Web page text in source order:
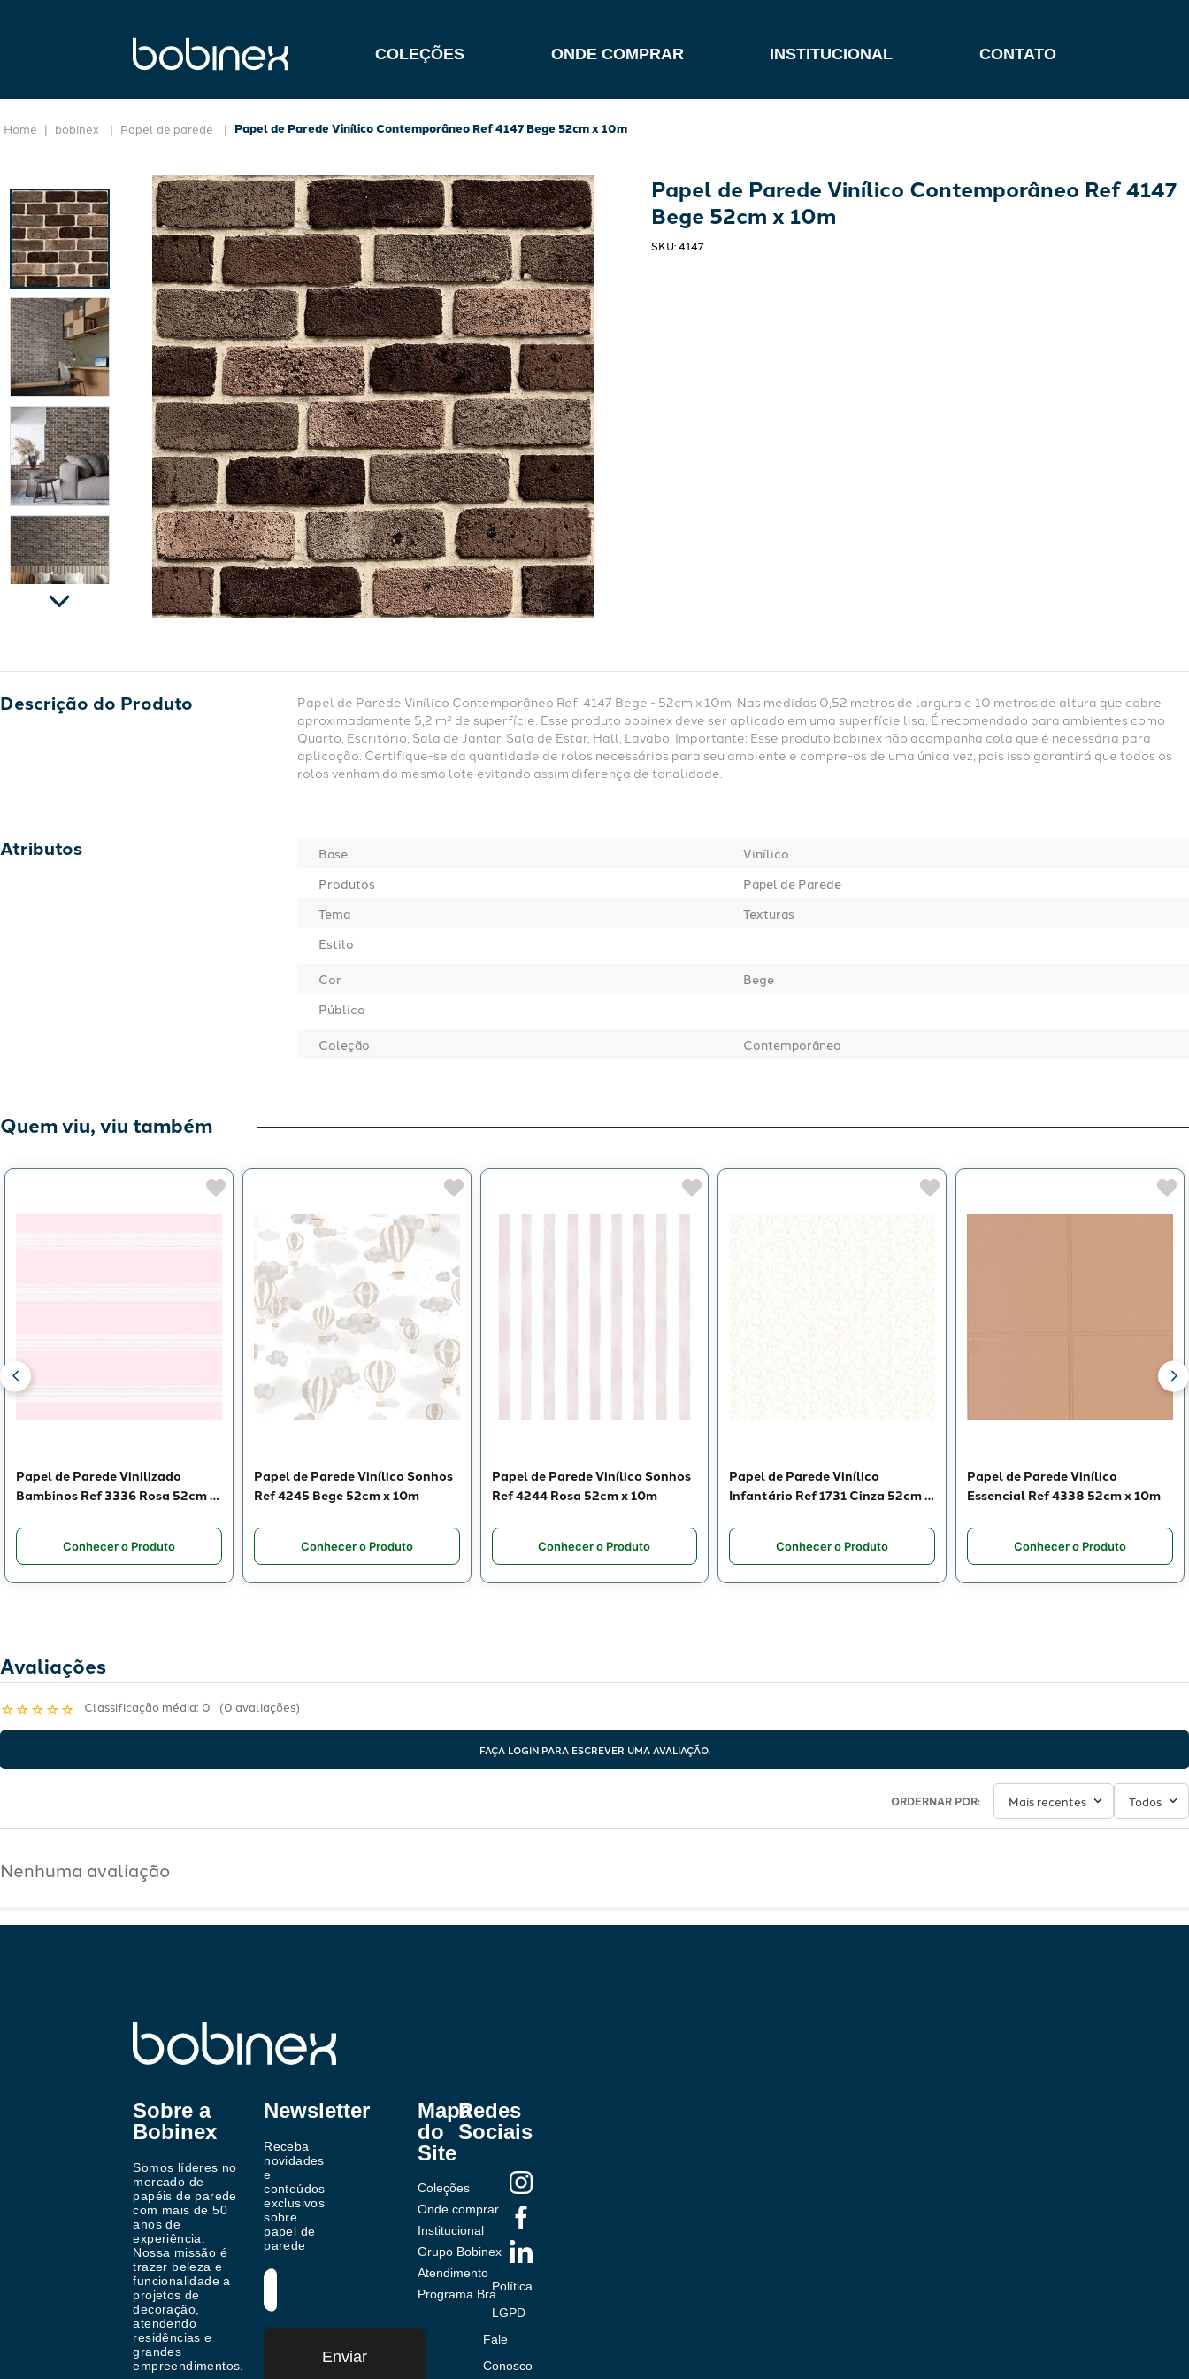
COLEÇÕES ONDE COMPRAR INSTITUCIONAL CONTATO
bobinex Papel de parede Papel de Parede Vinílico Contemporâneo Ref 4147 Bege 52cm x 10m
Papel de Parede Vinílico Contemporâneo Ref 4147
Bege 52cm x 10m
SKU:4147
Descrição do Produto
Papel de Parede Vinílico Contemporâneo Ref. 4147 Bege - 52cm x 10m. Nas medidas 0,52 metros de largura e 10 metros de altura que cobre
aproximadamente 5,2 m² de superfície. Esse produto bobinex deve ser aplicado em uma superfície lisa. É recomendado para ambientes como
Quarto, Escritório, Sala de Jantar, Sala de Estar, Hall, Lavabo. Importante: Esse produto bobinex não acompanha cola que é necessária para
aplicação. Certifique-se da quantidade de rolos necessários para seu ambiente e compre-os de uma única vez, pois isso garantirá que todos os
rolos venham do mesmo lote evitando assim diferença de tonalidade.
Atributos Base
Vinílico
Produtos
Papel de Parede
Tema
Texturas
Estilo
Cor
Bege
Público
Coleção
Contemporâneo
Quem viu, viu também
Papel de Parede Vinilizado
Bambinos Ref 3336 Rosa 52cm x
Conhecer o Produto
Papel de Parede Vinílico Sonhos
Ref 4245 Bege 52cm x 10m
Conhecer o Produto
Papel de Parede Vinílico Sonhos
Ref 4244 Rosa 52cm x 10m
Conhecer o Produto
Papel de Parede Vinílico
Infantário Ref 1731 Cinza 52cm x
Conhecer o Produto
Papel de Parede Vinílico
Essencial Ref 4338 52cm x 10m
Conhecer o Produto
Avaliações
☆☆☆☆☆ Classificação média: 0 (0 avaliações)
FAÇA LOGIN PARA ESCREVER UMA AVALIAÇÃO.
Mais recentes Todos
Nenhuma avaliação
Sobre a
Bobinex
Somos líderes no
mercado de
papéis de parede
com mais de 50
anos de
experiência.
Nossa missão é
trazer beleza e
funcionalidade a
projetos de
decoração,
atendendo
residências e
grandes
empreendimentos.
Newsletter
Receba
novidades
e
conteúdos
exclusivos
sobre
papel de
parede
Enviar
Mapa
do
Site
Coleções
Onde comprar
Institucional
Grupo Bobinex
Atendimento
Programa Bra
Redes
Sociais
Política
LGPD
Fale
Conosco